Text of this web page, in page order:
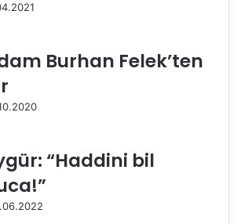
Burhan Felek’ten
“Haddini bil